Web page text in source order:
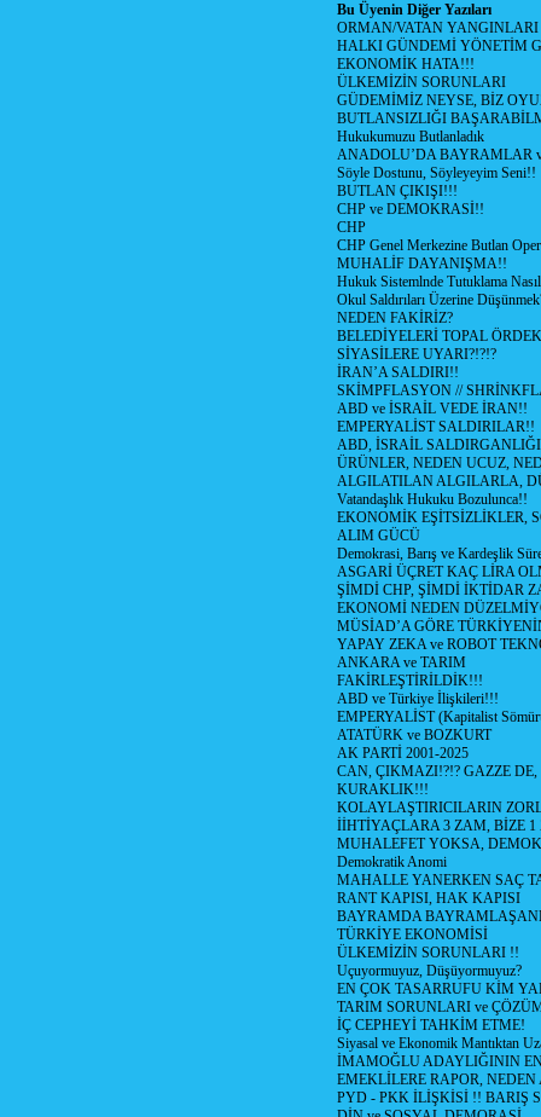
Bu Üyenin Diğer Yazıları
ORMAN/VATAN
HALKI GÜNDEMİ YÖNETİM
EKONOMİK HATA!!!
ÜLKEMİZİN SORUNLARI
GÜDEMİMİZ NEYSE, BİZ
BUTLANSIZLIĞI
Hukukumuzu Butlanladık
ANADOLU’DA BAYRAMLAR
Söyle Dostunu, Söyleyeyim Seni!!
BUTLAN ÇIKIŞI!!!
CHP ve DEMOKRASİ!!
CHP
CHP Genel Merkezine Butlan
MUHALİF DAYANIŞMA!!
Hukuk Sistemlnde Tutuklama
Okul Saldırıları Üzerine
NEDEN FAKİRİZ?
BELEDİYELERİ TOPAL
SİYASİLERE UYARI?!?!?
İRAN’A SALDIRI!!
SKİMPFLASYON //
ABD ve İSRAİL VEDE İRAN!!
EMPERYALİST SALDIRILAR!!
ABD, İSRAİL SALDIRGANLIĞI
ÜRÜNLER, NEDEN UCUZ,
ALGILATILAN ALGILARLA,
Vatandaşlık Hukuku Bozulunca!!
EKONOMİK EŞİTSİZLİKLER,
ALIM GÜCÜ
Demokrasi, Barış ve Kardeşlik
ASGARİ ÜÇRET KAÇ LİRA
ŞİMDİ CHP, ŞİMDİ İKTİDAR
EKONOMİ NEDEN
MÜSİAD’A GÖRE
YAPAY ZEKA ve ROBOT
ANKARA ve TARIM
FAKİRLEŞTİRİLDİK!!!
ABD ve Türkiye İlişkileri!!!
EMPERYALİST (Kapitalist
ATATÜRK ve BOZKURT
AK PARTİ 2001-2025
CAN, ÇIKMAZI!?!? GAZZE
KURAKLIK!!!
KOLAYLAŞTIRICILARIN
İİHTİYAÇLARA 3 ZAM, BİZE
MUHALEFET YOKSA,
Demokratik Anomi
MAHALLE YANERKEN SAÇ
RANT KAPISI, HAK KAPISI
BAYRAMDA
TÜRKİYE EKONOMİSİ
ÜLKEMİZİN SORUNLARI !!
Uçuyormuyuz, Düşüyormuyuz?
EN ÇOK TASARRUFU KİM
TARIM SORUNLARI ve
İÇ CEPHEYİ TAHKİM ETME!
Siyasal ve Ekonomik Mantıktan
İMAMOĞLU ADAYLIĞININ
EMEKLİLERE RAPOR,
PYD - PKK İLİŞKİSİ !! BARIŞ